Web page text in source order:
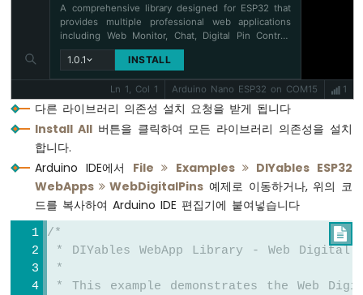
이
나
ESP32
튼
A comprehensive library designed for ESP32 that
provides multiple professional web applications
including Web Monitor, Chat, Digital Pin Control,
Sliders, Joystick, Analog Gauge, Rotator Control,
and Temperature Display via WebSocket
communication. Features modular architecture for
memory efficiency, automatic config handling, and
perfect for IoT projects, robotics, sensor
monitoring, servo/stepper control, temperature
monitoring, and remote ESP32 control.More info
1.0.1 INSTALL
Ln 1, Col 1 Arduino Nano ESP32 on COM15 1
다른 라이브러리 의존성 설치 요청을 받게 됩니다
Install All 버튼을 클릭하여 모든 라이브러리 의존성을 설치
합니다.
Arduino IDE에서 File Examples
DIYables ESP32
WebApps
WebDigitalPins 예제로 이동하거나, 위의 코
드를 복사하여 Arduino IDE 편집기에 붙여넣습니다

/*
* DIYables WebApp Library - Web Digital
*
* This example demonstrates the Web